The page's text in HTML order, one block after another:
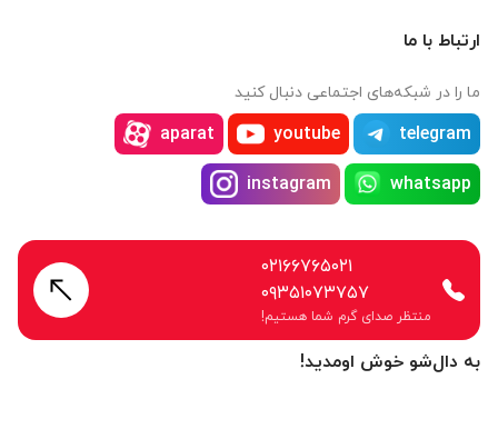
به دال‌شو خوش اومدید!
ارتباط با ما
ما را در شبکه‌های اجتماعی دنبال کنید
telegram
youtube
aparat
whatsapp
instagram
۰۲۱۶۶۷۶۵۰۲۱
۰۹۳۵۱۰۷۳۷۵۷
منتظر صدای گرم شما هستیم!